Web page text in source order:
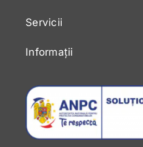
Servicii
Informații